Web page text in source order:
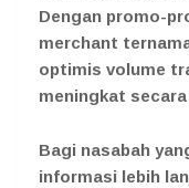
Dengan promo-
merchant
optimis volume
meningkat
Bagi nasabah
informasi lebih